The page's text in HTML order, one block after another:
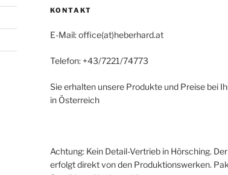
KONTAKT
E-Mail: office(at)heberhard.at
Telefon: +43/7221/74773
Sie erhalten unsere Produkte und Preise bei
in Österreich
Achtung: Kein Detail-Vertrieb in Hörsching.
erfolgt direkt von den Produktionswerken.